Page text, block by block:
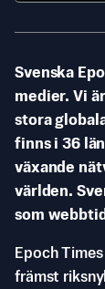
Svenska
medier. Vi
stora
finns i 36
växande
världen.
som
Epoch
främst